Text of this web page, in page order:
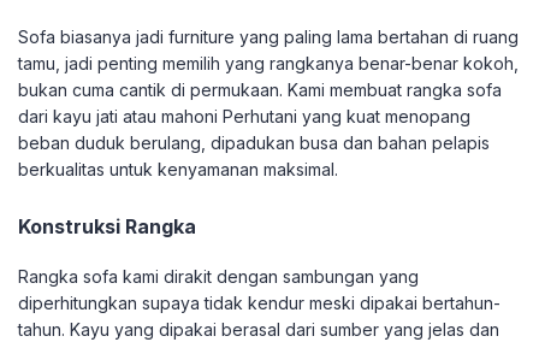
Sofa biasanya jadi furniture yang paling lama bertahan di ruang
tamu, jadi penting memilih yang rangkanya benar-benar kokoh,
bukan cuma cantik di permukaan. Kami membuat rangka sofa
dari kayu jati atau mahoni Perhutani yang kuat menopang
beban duduk berulang, dipadukan busa dan bahan pelapis
berkualitas untuk kenyamanan maksimal.
Konstruksi Rangka
Rangka sofa kami dirakit dengan sambungan yang
diperhitungkan supaya tidak kendur meski dipakai bertahun-
tahun. Kayu yang dipakai berasal dari sumber yang jelas dan